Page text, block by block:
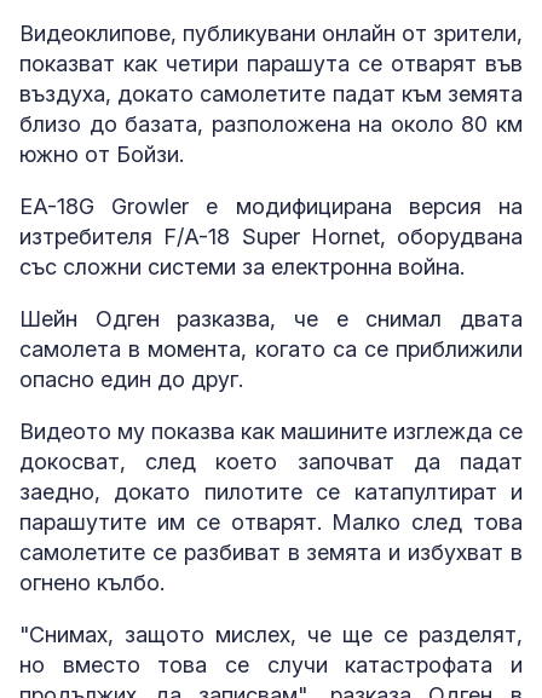
Видеоклипове, публикувани онлайн от зрители,
показват как четири парашута се отварят във
въздуха, докато самолетите падат към земята
близо до базата, разположена на около 80 км
южно от Бойзи.
EA-18G Growler е модифицирана версия на
изтребителя F/A-18 Super Hornet, оборудвана
със сложни системи за електронна война.
Шейн Одген разказва, че е снимал двата
самолета в момента, когато са се приближили
опасно един до друг.
Видеото му показва как машините изглежда се
докосват, след което започват да падат
заедно, докато пилотите се катапултират и
парашутите им се отварят. Малко след това
самолетите се разбиват в земята и избухват в
огнено кълбо.
"Снимах, защото мислех, че ще се разделят,
но вместо това се случи катастрофата и